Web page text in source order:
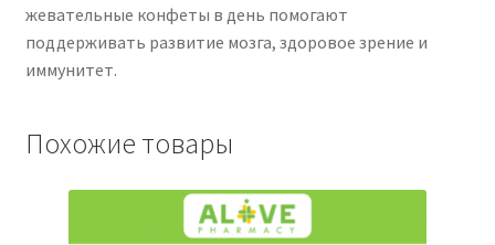
жевательные конфеты в день помогают
поддерживать развитие мозга, здоровое зрение и
иммунитет.
Похожие товары